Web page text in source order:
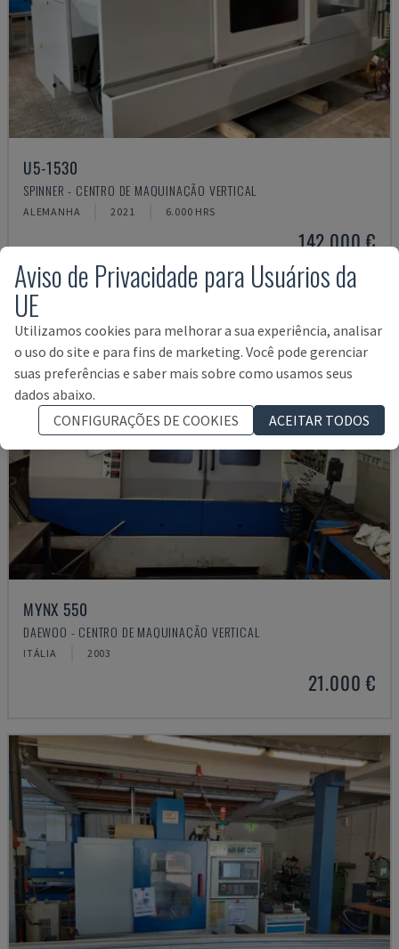
U5-1530
SPINNER - CENTRO DE MAQUINAÇÃO VERTICAL
ALEMANHA 2021 6.000 HRS
142.000 €
MYNX 550
DAEWOO - CENTRO DE MAQUINAÇÃO VERTICAL
ITÁLIA 2003
21.000 €
Aviso de Privacidade para Usuários da
UE
Utilizamos cookies para melhorar a sua experiência, analisar
o uso do site e para fins de marketing. Você pode gerenciar
suas preferências e saber mais sobre como usamos seus
dados abaixo.
CONFIGURAÇÕES DE COOKIES
ACEITAR TODOS